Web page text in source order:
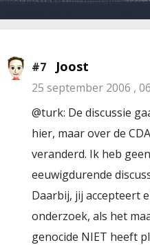
#7 Joost
25 september 2006 ,
@turk: De discussie
hier, maar over de
veranderd. Ik heb
eeuwigdurende
Daarbij, jij accepteert
onderzoek, als het
genocide NIET heeft